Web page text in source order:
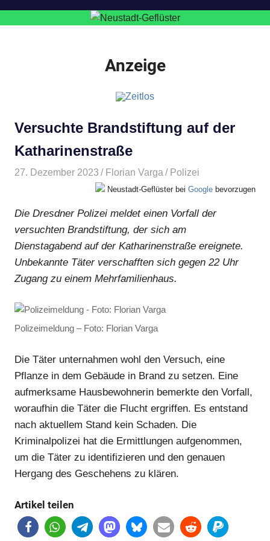
Anzeige
Versuchte Brandstiftung auf der
Katharinenstraße
27. Dezember 2023 Florian Varga Polizei
Neustadt-Geflüster bei Google bevorzugen
Die Dresdner Polizei meldet einen Vorfall der
versuchten Brandstiftung, der sich am
Dienstagabend auf der Katharinenstraße ereignete.
Unbekannte Täter verschafften sich gegen 22 Uhr
Zugang zu einem Mehrfamilienhaus.
Polizeimeldung – Foto: Florian Varga
Die Täter unternahmen wohl den Versuch, eine
Pflanze in dem Gebäude in Brand zu setzen. Eine
aufmerksame Hausbewohnerin bemerkte den Vorfall,
woraufhin die Täter die Flucht ergriffen. Es entstand
nach aktuellem Stand kein Schaden. Die
Kriminalpolizei hat die Ermittlungen aufgenommen,
um die Täter zu identifizieren und den genauen
Hergang des Geschehens zu klären.
Artikel teilen